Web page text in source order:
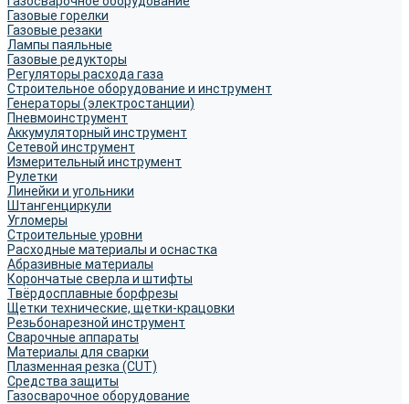
Газовые горелки
Газовые резаки
Лампы паяльные
Газовые редукторы
Регуляторы расхода газа
Строительное оборудование и инструмент
Генераторы (электростанции)
Пневмоинструмент
Аккумуляторный инструмент
Сетевой инструмент
Измерительный инструмент
Рулетки
Линейки и угольники
Штангенциркули
Угломеры
Строительные уровни
Расходные материалы и оснастка
Абразивные материалы
Корончатые сверла и штифты
Твёрдосплавные борфрезы
Щетки технические, щетки-крацовки
Резьбонарезной инструмент
Сварочные аппараты
Материалы для сварки
Плазменная резка (CUT)
Средства защиты
Газосварочное оборудование